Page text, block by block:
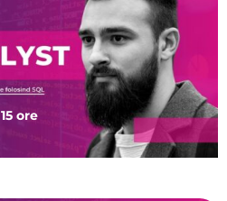
15 ore